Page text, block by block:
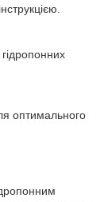
оптимального